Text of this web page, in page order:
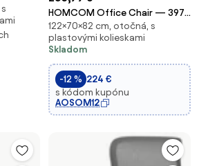
HOMCOM Office Chair — 397
lb Capacity, Inflatable Lumbar
Support, Extra-Wide Executive
Seat, Flip-Up Arms, Pocket
Springs, Class-4 Gas Lift, Light
Gra
122×70×82 cm, otočná, s
plastovými kolieskami
Skladom
-12 % 224 €
s kódom kupónu
AOSOM12